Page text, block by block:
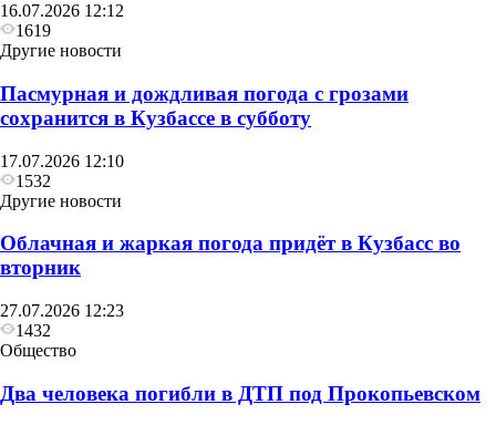
16.07.2026 12:12
1619
Другие новости
Пасмурная и дождливая погода с грозами
сохранится в Кузбассе в субботу
17.07.2026 12:10
1532
Другие новости
Облачная и жаркая погода придёт в Кузбасс во
вторник
27.07.2026 12:23
1432
Общество
Два человека погибли в ДТП под Прокопьевском